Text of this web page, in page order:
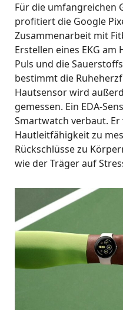
Für die umfangreichen
profitiert die Google
Zusammenarbeit mit
Erstellen eines EKG
Puls und die
bestimmt die
Hautsensor wird
gemessen. Ein EDA-
Smartwatch verbaut.
Hautleitfähigkeit zu
Rückschlüsse zu
wie der Träger auf